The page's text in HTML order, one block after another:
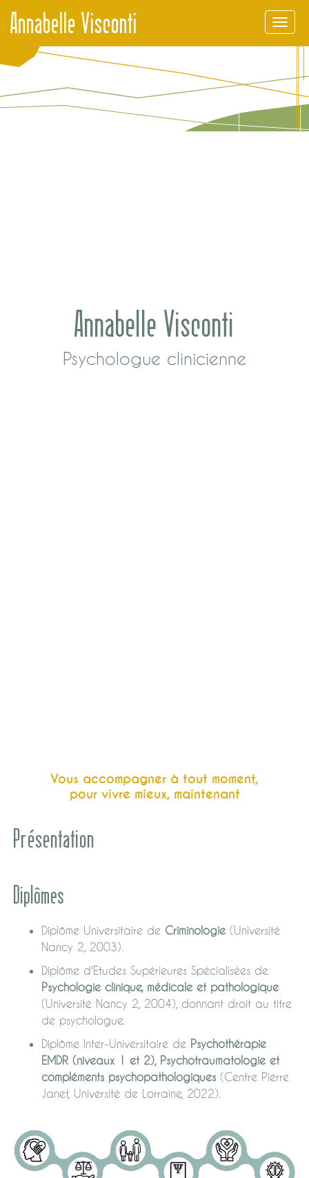
Menu
Annabelle Visconti
Annabelle Visconti
Psychologue clinicienne
Vous accompagner à tout moment,
pour vivre mieux, maintenant
Présentation
Diplômes
Diplôme Universitaire de Criminologie (Université
Nancy 2, 2003).
Diplôme d'Etudes Supérieures Spécialisées de
Psychologie clinique, médicale et pathologique
(Université Nancy 2, 2004), donnant droit au titre
de psychologue.
Diplôme Inter-Universitaire de Psychothérapie
EMDR (niveaux 1 et 2), Psychotraumatologie et
compléments psychopathologiques (Centre Pierre
Janet, Université de Lorraine, 2022).